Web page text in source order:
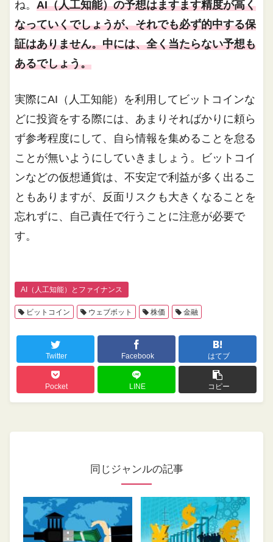
ね。AI（人工知能）の予想はますます精度が高く
なっていくでしょうが、それでも必ず的中する保
証はありません。中には、全く当たらない予想も
あるでしょう。
実際にAI（人工知能）を利用してビットコインな
どに投資をする際には、あまりそればかりに頼ら
ず参考程度にして、自ら情報を集めることを怠る
ことが無いようにしていきましょう。ビットコイ
ンなどの仮想通貨は、不安定で利益が多く出るこ
ともありますが、反面リスクも大きくなることを
忘れずに、自己責任で行うことに注意が必要で
す。
AI（人工知能）とファイナンス
ビットコイン ウェブボット 株価 金融
Twitter Facebook はてブ
Pocket LINE コピー
同じジャンルの記事